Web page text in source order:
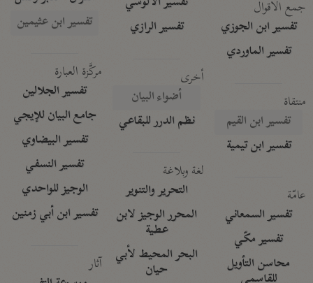
جمع الأقوال
تفسير ابن الجوزي
تفسير الماوردي
منتقاة
تفسير ابن القيم
تفسير ابن تيمية
عامّة
تفسير السمعاني
تفسير مكّي
محاسن التأويل
تفسير الرازي
أخرى
أضواء البيان
نظم الدرر للبقاعي
لغة وبلاغة
التحرير والتنوير
المحرر الوجيز لابن
عطية
البحر المحيط لأبي
حيان
تفسير ابن عثيمين
مركَّزة العبارة
تفسير الجلالين
جامع البيان للإيجي
تفسير البيضاوي
تفسير النسفي
الوجيز للواحدي
تفسير ابن أبي زمنين
آثار